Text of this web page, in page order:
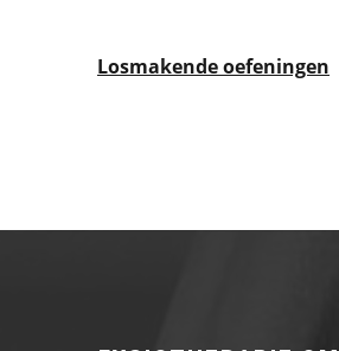
Losmakende oefeningen